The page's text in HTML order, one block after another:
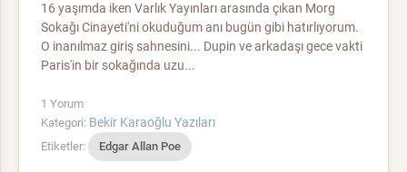
16 yaşımda iken Varlık Yayınları arasında çıkan Morg
Sokağı Cinayeti'ni okuduğum anı bugün gibi hatırlıyorum.
O inanılmaz giriş sahnesini... Dupin ve arkadaşı gece vakti
Paris'in bir sokağında uzu...
1 Yorum
Kategori: Bekir Karaoğlu Yazıları
Etiketler: Edgar Allan Poe